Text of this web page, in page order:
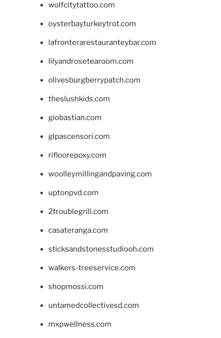
wolfcitytattoo.com
oysterbayturkeytrot.com
lafronterarestauranteybar.com
lilyandrosetearoom.com
olivesburgberrypatch.com
theslushkids.com
giobastian.com
glpascensori.com
rifloorepoxy.com
woolleymillingandpaving.com
uptonpvd.com
2troublegrill.com
casateranga.com
sticksandstonesstudiooh.com
walkers-treeservice.com
shopmossi.com
untamedcollectivesd.com
mxpwellness.com